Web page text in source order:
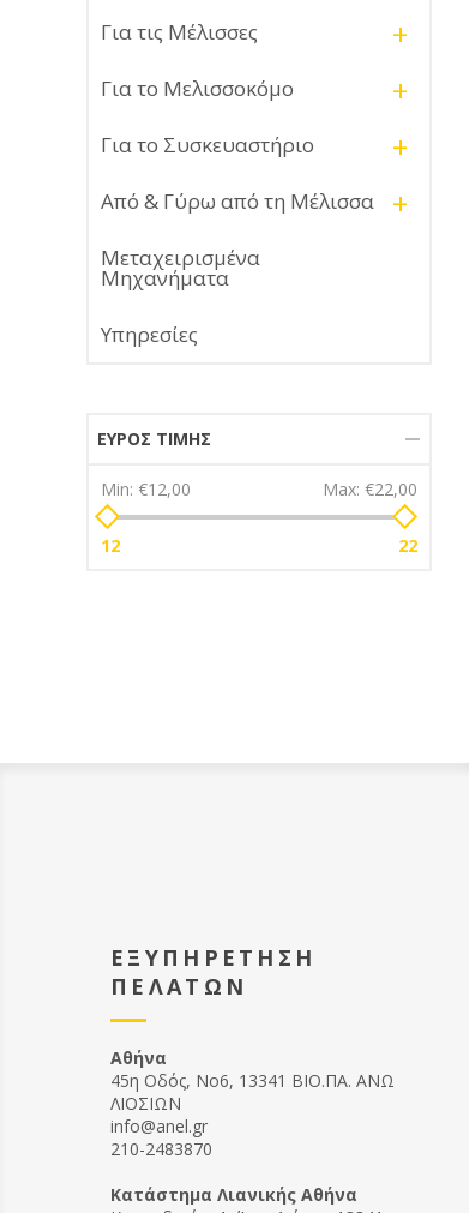
Για τις Μέλισσες +
Για το Μελισσοκόμο +
Για το Συσκευαστήριο +
Από & Γύρω από τη Μέλισσα +
Μεταχειρισμένα
Μηχανήματα
Υπηρεσίες
ΕΎΡΟΣ ΤΙΜΉΣ
Min: €12,00 Max: €22,00
12 22
ΕΞΥΠΗΡΕΤΗΣΗ
ΠΕΛΑΤΩΝ
Αθήνα
45η Οδός, Νο6, 13341 ΒΙΟ.ΠΑ. ΑΝΩ
ΛΙΟΣΙΩΝ
info@anel.gr
210-2483870
Kατάστημα Λιανικής Αθήνα